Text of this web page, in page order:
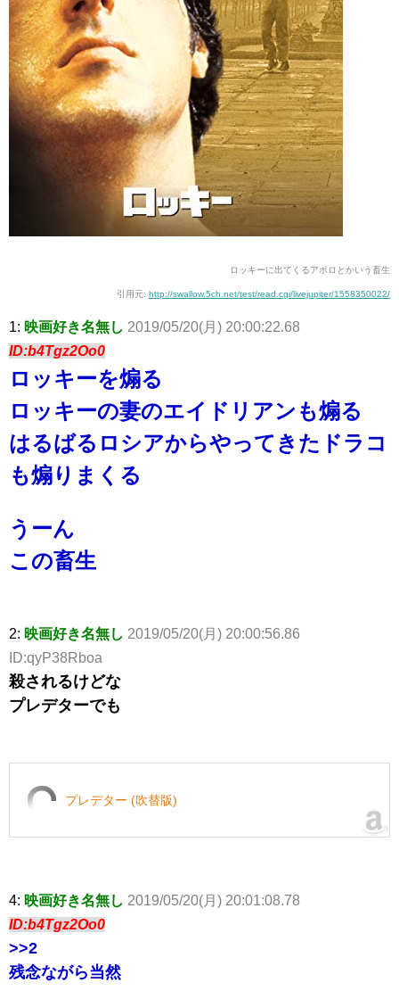
ロッキーに出てくるアポロとかいう畜生
引用元: http://swallow.5ch.net/test/read.cgi/livejupiter/1558350022/
1: 映画好き名無し 2019/05/20(月) 20:00:22.68
ID:b4Tgz2Oo0
ロッキーを煽る
ロッキーの妻のエイドリアンも煽る
はるばるロシアからやってきたドラコ
も煽りまくる
うーん
この畜生
2: 映画好き名無し 2019/05/20(月) 20:00:56.86
ID:qyP38Rboa
殺されるけどな
プレデターでも
プレデター (吹替版)
4: 映画好き名無し 2019/05/20(月) 20:01:08.78
ID:b4Tgz2Oo0
>>2
残念ながら当然